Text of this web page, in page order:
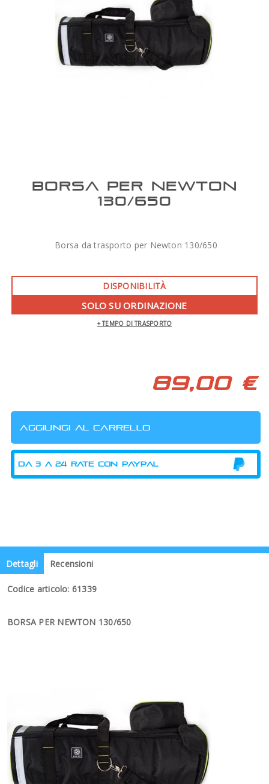
GLI ORDINI SARANNO EVASI
BORSA PER NEWTON
130/650
Borsa da trasporto per Newton 130/650
DISPONIBILITÀ
SOLO SU ORDINAZIONE
+ TEMPO DI TRASPORTO
89,00 €
Dettagli Recensioni
Codice articolo: 61339
BORSA PER NEWTON 130/650